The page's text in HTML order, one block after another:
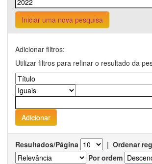
Iniciar uma nova pesquisa
Adicionar filtros:
Utilizar filtros para refinar o resultado da
Resultados/Página | Ordenar
Por ordem